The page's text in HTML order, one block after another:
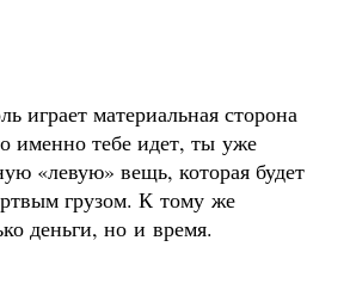
играет материальная сторона
именно тебе идет, ты уже
«левую» вещь, которая будет
грузом. К тому же
деньги, но и время.